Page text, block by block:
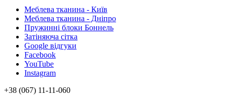
Меблева тканина - Київ
Меблева тканина - Дніпро
Пружинні блоки Боннель
Затіняюча сітка
Google відгуки
Facebook
YouTube
Instagram
+38 (067) 11-11-060